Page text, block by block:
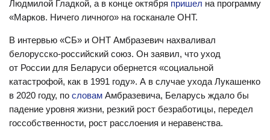
Людмилой Гладкой, а в конце октября пришел на программу
«Марков. Ничего личного» на госканале ОНТ.
В интервью «СБ» и ОНТ Амбразевич нахваливал
белорусско-российский союз. Он заявил, что уход
от России для Беларуси обернется «социальной
катастрофой, как в 1991 году». А в случае ухода Лукашенко
в 2020 году, по словам Амбразевича, Беларусь ждало бы
падение уровня жизни, резкий рост безработицы, передел
госсобственности, рост расслоения и неравенства.